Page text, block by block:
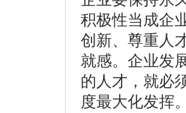
积极性当成企
创新、尊重人
就感。企业发
的人才，就必
度最大化发挥